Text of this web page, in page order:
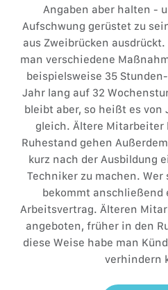
Angaben aber halten -
Aufschwung gerüstet zu
aus Zweibrücken
man verschiedene
beispielsweise 35
Jahr lang auf 32
bleibt aber, so heißt es von
gleich. Ältere Mitarbeiter
Ruhestand gehen
kurz nach der Ausbildung
Techniker zu machen.
bekommt
Arbeitsvertrag. Älteren
angeboten, früher in den
diese Weise habe man
verhindern